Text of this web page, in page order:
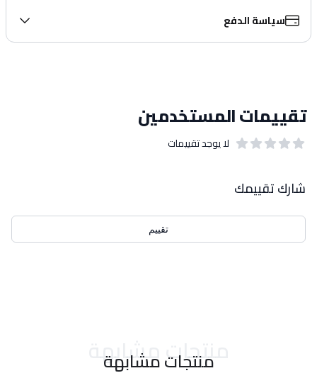
سياسة الدفع
تقييمات المستخدمين
لا يوجد تقييمات
شارك تقييمك
تقييم
منتجات مشابهة
منتجات مشابهة